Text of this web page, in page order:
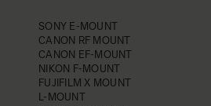
SONY E-MOUNT
CANON RF MOUNT
CANON EF-MOUNT
NIKON F-MOUNT
FUJIFILM X MOUNT
L-MOUNT